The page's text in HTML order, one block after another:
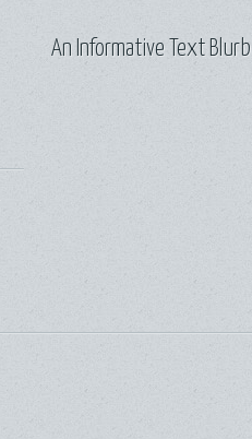
An Informative Text Blurb